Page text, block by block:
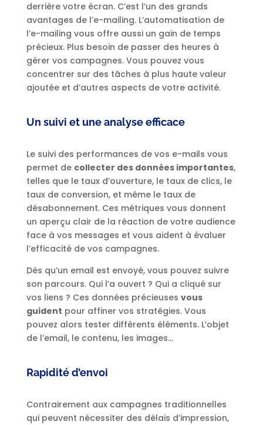
derrière votre écran. C’est l’un des grands
avantages de l’e-mailing. L’automatisation de
l’e-mailing vous offre aussi un gain de temps
précieux. Plus besoin de passer des heures à
gérer vos campagnes. Vous pouvez vous
concentrer sur des tâches à plus haute valeur
ajoutée et d’autres aspects de votre activité.
Un suivi et une analyse efficace
Le suivi des performances de vos e-mails vous
permet de collecter des données importantes,
telles que le taux d’ouverture, le taux de clics, le
taux de conversion, et même le taux de
désabonnement. Ces métriques vous donnent
un aperçu clair de la réaction de votre audience
face à vos messages et vous aident à évaluer
l’efficacité de vos campagnes.
Dès qu’un email est envoyé, vous pouvez suivre
son parcours. Qui l’a ouvert ? Qui a cliqué sur
vos liens ? Ces données précieuses vous
guident pour affiner vos stratégies. Vous
pouvez alors tester différents éléments. L’objet
de l’email, le contenu, les images…
Rapidité d’envoi
Contrairement aux campagnes traditionnelles
qui peuvent nécessiter des délais d’impression,